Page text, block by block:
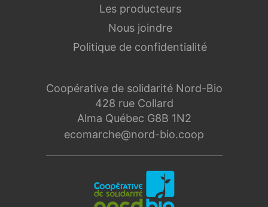
Coopérative de solidarité Nord-Bio
428 rue Collard
Alma Québec G8B 1N2
ecomarche@nord-bio.coop
Les producteurs
Nous joindre
Politique de confidentialité